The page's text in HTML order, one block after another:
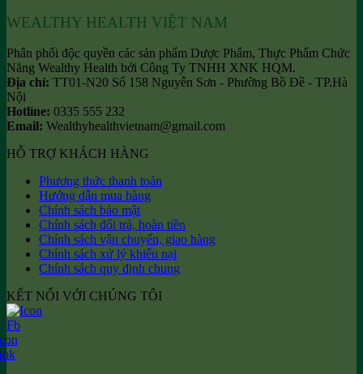
WEALTHY HEALTH VIỆT NAM
Phân phối độc quyền các sản phẩm Dược Phẩm, Thực Phẩm Chức
Năng Wealthy Health bởi Công Ty TNHH XNK HQM.
Địa chỉ: TT01-N20 Số 158 Nguyễn Sơn - Phường Bồ Đề - TP.Hà
Nội
Hotline: 0335 555 232
Email: Wealthyhealthvietnam@gmail.com
HỖ TRỢ KHÁCH HÀNG
Phương thức thanh toán
Hướng dẫn mua hàng
Chính sách bảo mật
Chính sách đổi trả, hoàn tiền
Chính sách vận chuyển, giao hàng
Chính sách xử lý khiếu nại
Chính sách quy định chung
KẾT NỐI VỚI CHÚNG TÔI